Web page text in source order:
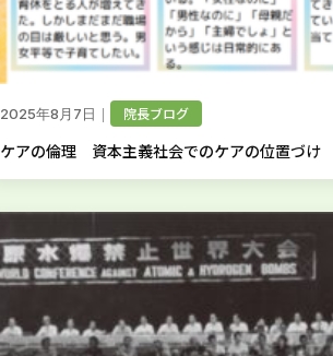
2025年8月7日 ｜ 院長ブログ
ケアの倫理 資本主義社会でのケアの位置づけ